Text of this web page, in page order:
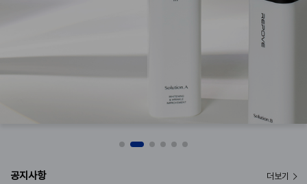
공지사항 더보기